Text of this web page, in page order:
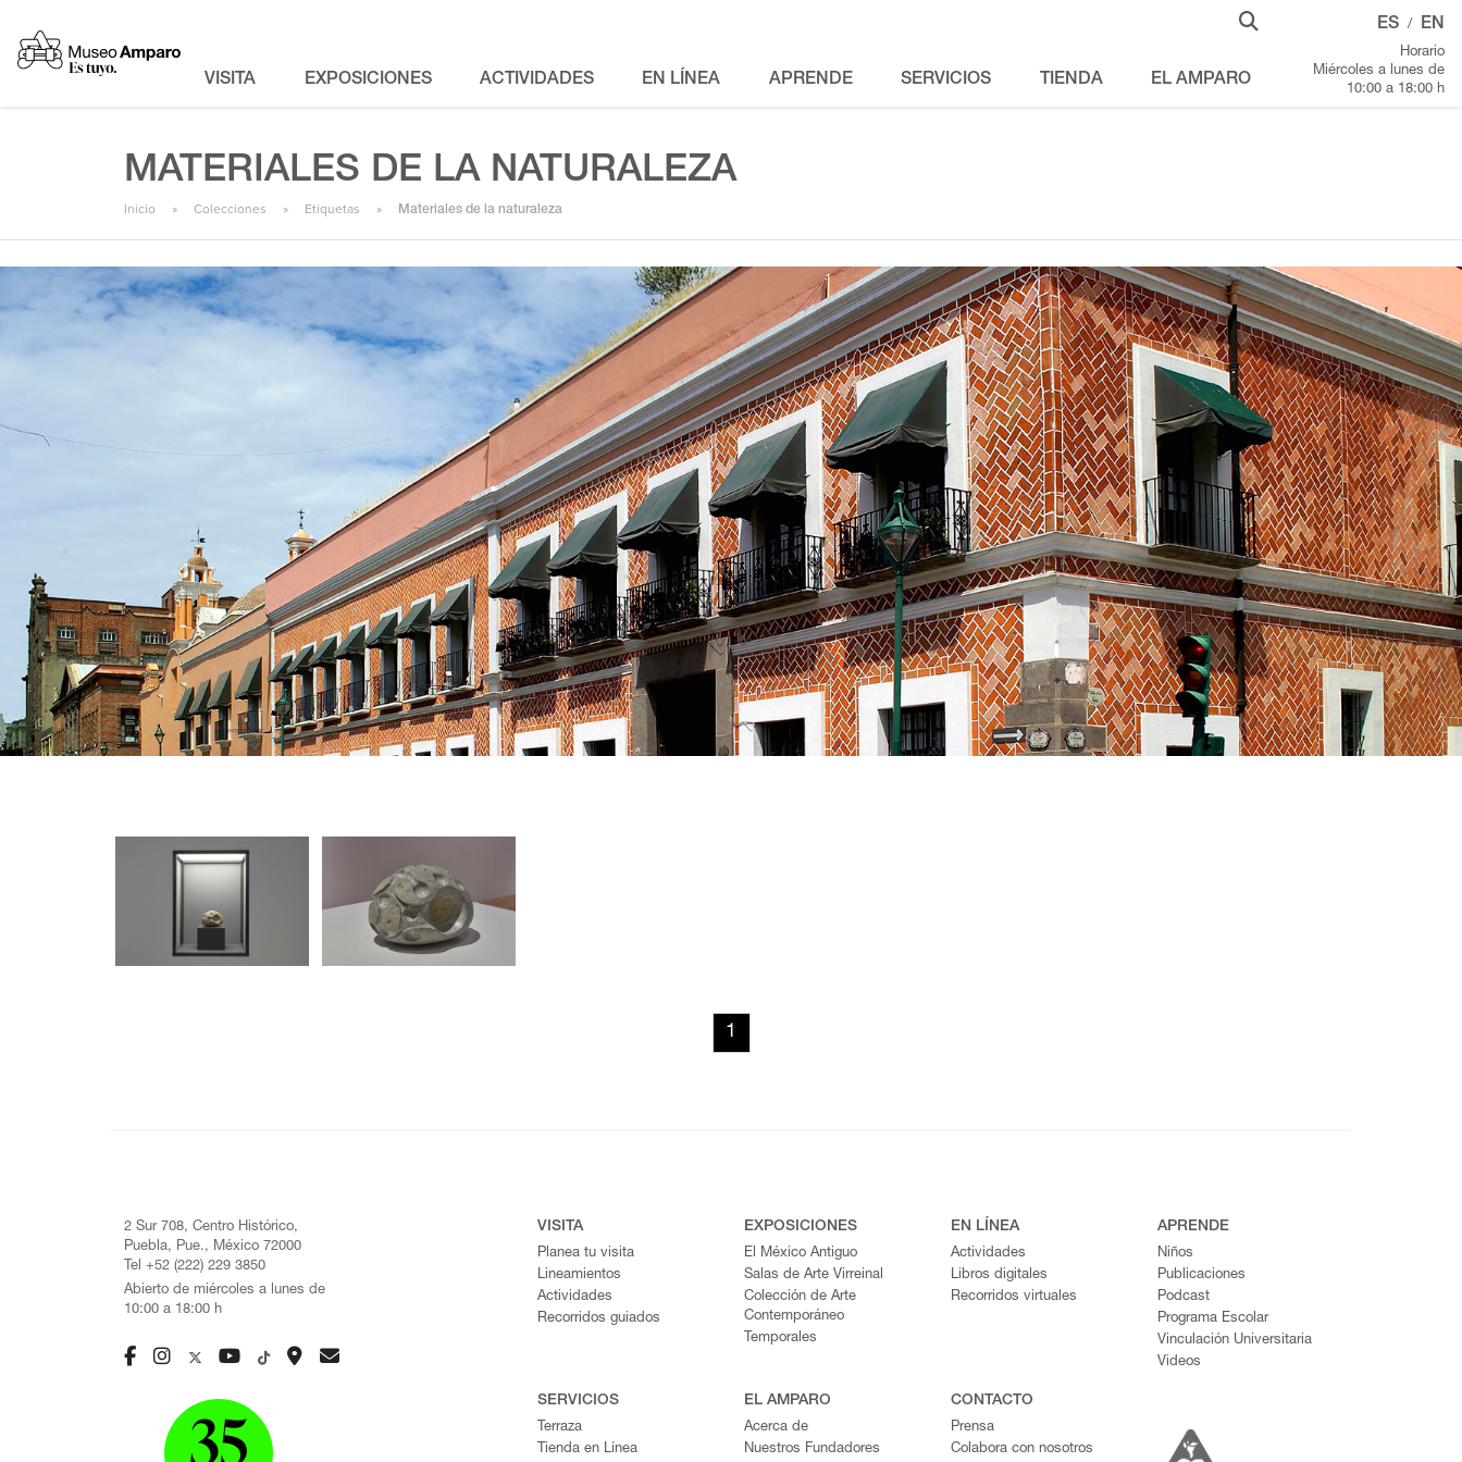
VISITA EXPOSICIONES ACTIVIDADES EN LÍNEA APRENDE SERVICIOS TIENDA EL AMPARO
ES / EN
Horario
Miércoles a lunes de
10:00 a 18:00 h
MATERIALES DE LA NATURALEZA
Inicio Colecciones Etiquetas Materiales de la naturaleza
1
2 Sur 708, Centro Histórico,
Puebla, Pue., México 72000
Tel +52 (222) 229 3850
Abierto de miércoles a lunes de
10:00 a 18:00 h
VISITA
Planea tu visita
Lineamientos
Actividades
Recorridos guiados
EXPOSICIONES
El México Antiguo
Salas de Arte Virreinal
Colección de Arte
Contemporáneo
Temporales
EN LÍNEA
Actividades
Libros digitales
Recorridos virtuales
APRENDE
Niños
Publicaciones
Podcast
Programa Escolar
Vinculación Universitaria
Videos
SERVICIOS
Terraza
Tienda en Línea
EL AMPARO
Acerca de
Nuestros Fundadores
CONTACTO
Prensa
Colabora con nosotros